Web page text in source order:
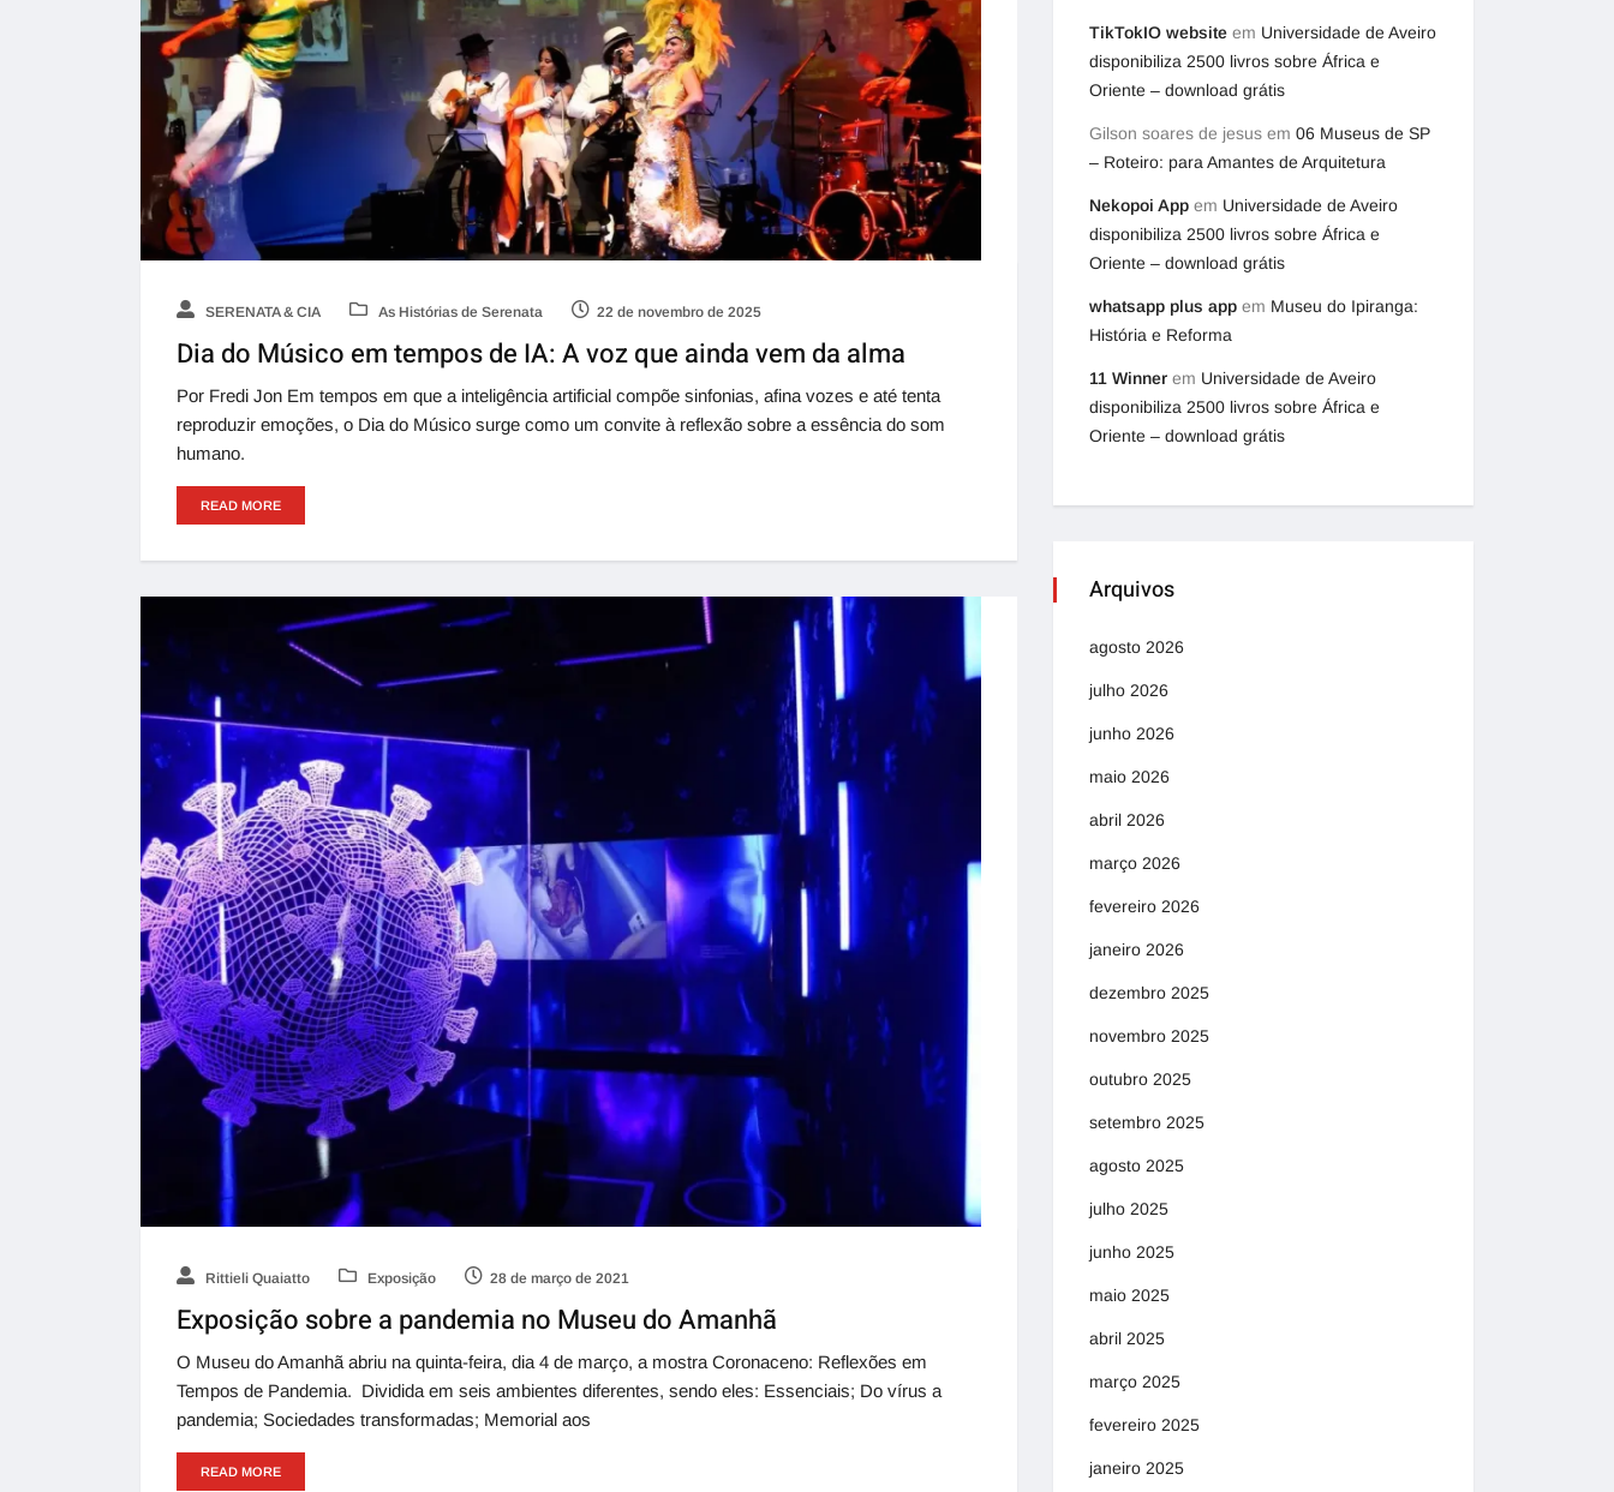
SERENATA & CIA As Histórias de Serenata 22 de novembro de 2025
Dia do Músico em tempos de IA: A voz que ainda vem da alma
Por Fredi Jon Em tempos em que a inteligência artificial compõe sinfonias, afina vozes e até tenta
reproduzir emoções, o Dia do Músico surge como um convite à reflexão sobre a essência do som
humano.
READ MORE
Rittieli Quaiatto Exposição 28 de março de 2021
Exposição sobre a pandemia no Museu do Amanhã
O Museu do Amanhã abriu na quinta-feira, dia 4 de março, a mostra Coronaceno: Reflexões em
Tempos de Pandemia. Dividida em seis ambientes diferentes, sendo eles: Essenciais; Do vírus a
pandemia; Sociedades transformadas; Memorial aos
READ MORE
TikTokIO website em Universidade de Aveiro
disponibiliza 2500 livros sobre África e
Oriente – download grátis
Gilson soares de jesus em 06 Museus de SP
– Roteiro: para Amantes de Arquitetura
Nekopoi App em Universidade de Aveiro
disponibiliza 2500 livros sobre África e
Oriente – download grátis
whatsapp plus app em Museu do Ipiranga:
História e Reforma
11 Winner em Universidade de Aveiro
disponibiliza 2500 livros sobre África e
Oriente – download grátis
Arquivos
agosto 2026
julho 2026
junho 2026
maio 2026
abril 2026
março 2026
fevereiro 2026
janeiro 2026
dezembro 2025
novembro 2025
outubro 2025
setembro 2025
agosto 2025
julho 2025
junho 2025
maio 2025
abril 2025
março 2025
fevereiro 2025
janeiro 2025